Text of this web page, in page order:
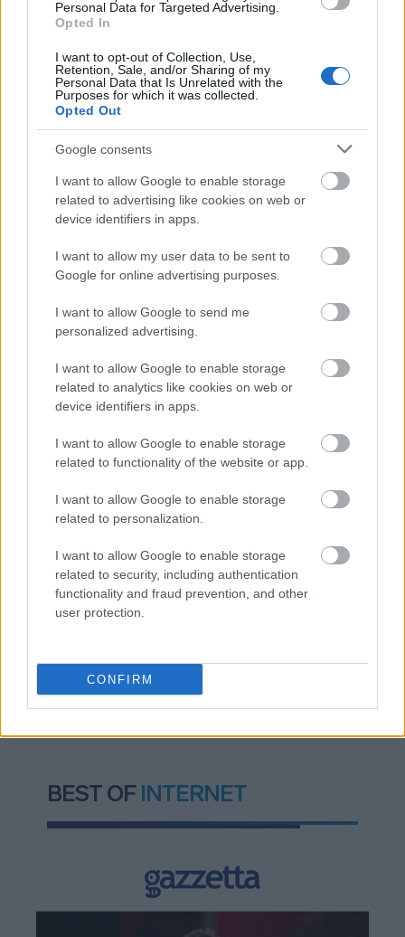
Personal Data for Targeted Advertising.
Opted In
I want to opt-out of Collection, Use,
Retention, Sale, and/or Sharing of my
Personal Data that Is Unrelated with the
Purposes for which it was collected.
Opted Out
Google consents
I want to allow Google to enable storage
related to advertising like cookies on web or
device identifiers in apps.
I want to allow my user data to be sent to
Google for online advertising purposes.
I want to allow Google to send me
personalized advertising.
I want to allow Google to enable storage
related to analytics like cookies on web or
device identifiers in apps.
I want to allow Google to enable storage
related to functionality of the website or app.
I want to allow Google to enable storage
related to personalization.
I want to allow Google to enable storage
related to security, including authentication
functionality and fraud prevention, and other
user protection.
CONFIRM
πρώτοι όλες τιςειδήσειςαπό την Ελλάδα και τον κόσμο.
Διαβάζονται αυτή τη στιγμή
Η γαλάζια «θετική ατζέντα» στο δρόμο για το
ΣΥΡΙΖΑ μελετούν Ιστορία
Πυρόπληκτοι: Τι σημαίνουν τα «πράσινα»,
«κίτρινα» και «κόκκινα» σπίτια για τις
αποζημιώσεις
οδικά έργα και τα εκτιμώμενα
χρονοδιαγράμματα
TAGS: Γαλλία Πληθωρισμός
BEST OF INTERNET